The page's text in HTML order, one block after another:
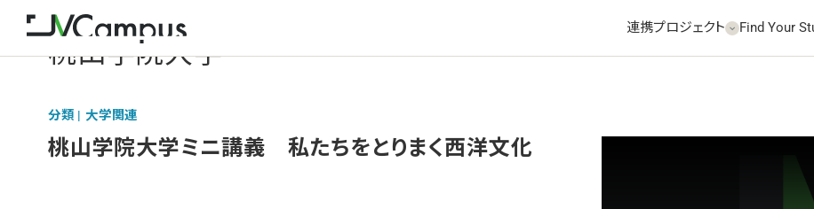
連携プロジェクト Find Your
桃山学院大学
分類 | 大学関連
桃山学院大学ミニ講義 私たちをとりまく西洋文化